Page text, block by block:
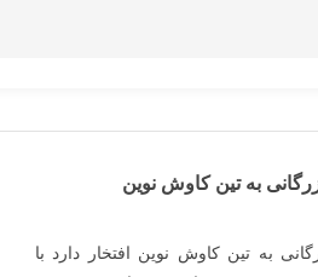
به تین کاوش نوین
به تین کاوش نوین افتخار دارد با